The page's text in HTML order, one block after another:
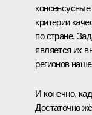
критерии
по стране.
является их
регионов
И конечно,
Достаточно